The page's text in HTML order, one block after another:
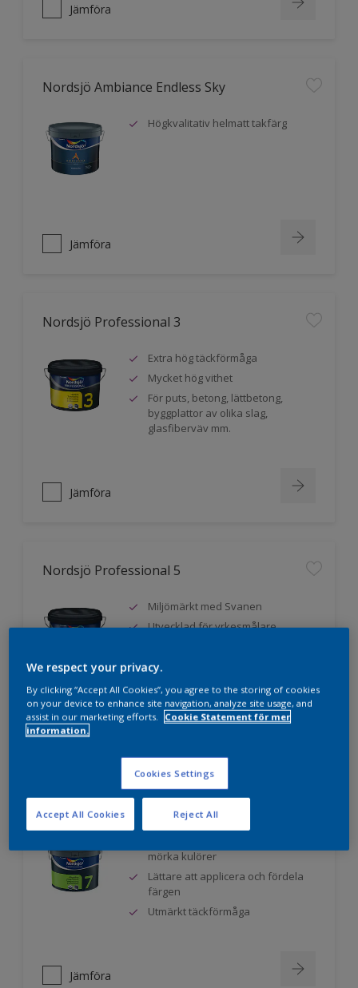
Jämföra
Nordsjö Ambiance Endless Sky
Högkvalitativ helmatt takfärg
Jämföra
Nordsjö Professional 3
Extra hög täckförmåga
Mycket hög vithet
För puts, betong, lättbetong,
byggplattor av olika slag,
glasfiberväv mm.
Jämföra
Nordsjö Professional 5
Miljömärkt med Svanen
Utvecklad för yrkesmålare
Jämföra
mörka kulörer
Lättare att applicera och fördela
färgen
Utmärkt täckförmåga
Jämföra
We respect your privacy.
By clicking “Accept All Cookies”, you agree to the storing of cookies
on your device to enhance site navigation, analyze site usage, and
assist in our marketing efforts.
Cookie Statement för mer
information.
Cookies Settings
Reject All
Accept All Cookies